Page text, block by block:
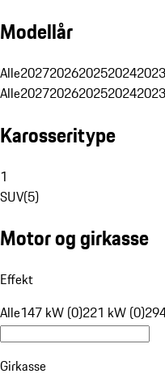
Modellår
Alle20272026202520242023
Alle20272026202520242023
Karosseritype
1
SUV(5)
Motor og girkasse
Effekt
Alle147 kW (0)221 kW (0)
Girkasse